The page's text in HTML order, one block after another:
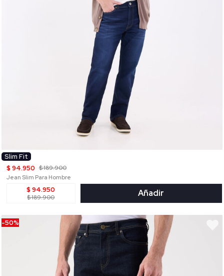
Slim Fit
$ 94.950 $ 189.900
Jean Slim Para Hombre
$ 94.950
$ 189.900 Añadir
-50%